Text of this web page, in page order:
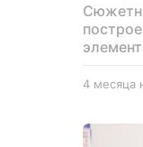
4 месяца